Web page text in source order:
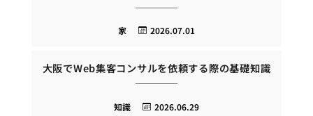
2026.07.01
家
大阪でWeb集客コンサルを依頼する際の基礎知識
2026.06.29
知識